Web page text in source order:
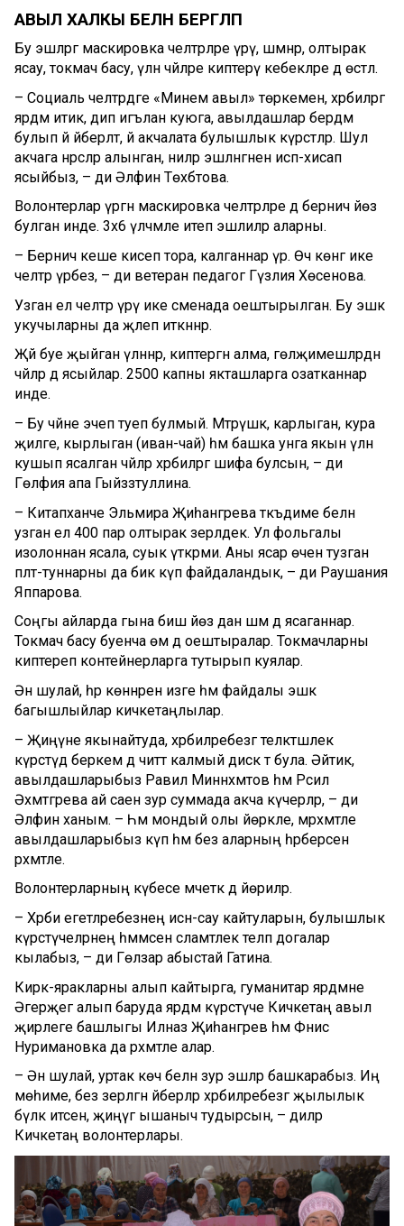
АВЫЛ ХАЛКЫ БЕЛӘН БЕРГӘЛӘП
Бу эшләргә маскировка челтәрләре үрү, шәмнәр, олтырак
ясау, токмач басу, үлән чәйләре киптерү кебекләре дә өстәлә.
– Социаль челтәрдәге «Минем авыл» төркеменә, хәрбиләргә
ярдәм итик, дип игълан куюга, авылдашлар бердәм
булып йә әйберләтә, йә акчалата булышлык күрсәтәләр. Шул
акчага нәрсәләр алынган, ниләр эшләнгәненә исәп-хисап
ясыйбыз, – ди Әлфинә Төхбәтова.
Волонтерлар үргән маскировка челтәрләре дә берничә йөз
булган инде. 3х6 үлчәмле итеп эшлиләр аларны.
– Берничә кеше кисеп тора, калганнар үрә. Өч көнгә ике
челтәр үрәбез, – ди ветеран педагог Гүзәлия Хөсәенова.
Узган ел челтәр үрү ике сменада оештырылган. Бу эшкә
укучыларны да җәлеп иткәннәр.
Җәй буе җыйган үләннәр, киптергән алма, гөлҗимешләрдән
чәйләр дә ясыйлар. 2500 капны якташларга озатканнар
инде.
– Бу чәйне эчеп туеп булмый. Мәтрүшкә, карлыган, кура
җиләге, кырлыган (иван-чай) һәм башка унга якын үлән
кушып ясалган чәйләр хәрбиләргә шифа булсын, – ди
Гөлфия апа Гыйззәтуллина.
– Китапханәче Эльмира Җиһангәрәева тәкъдиме белән
узган ел 400 пар олтырак әзерләдек. Ул фольгалы
изолоннан ясала, суык үткәрми. Аны ясар өчен тузган
пәлтә-туннарны да бик күп файдаландык, – ди Раушания
Яппарова.
Соңгы айларда гына биш йөз данә шәм дә ясаганнар.
Токмач басу буенча өмә дә оештыралар. Токмачларны
киптереп контейнерларга тутырып куялар.
Әнә шулай, һәр көннәрен изге һәм файдалы эшкә
багышлыйлар кичкетаңлылар.
– Җиңүне якынайтуда, хәрбиләребезгә теләктәшлек
күрсәтүдә беркем дә читтә калмый дисәк тә була. Әйтик,
авылдашларыбыз Равил Миннәхмәтов һәм Рәсилә
Әхмәтгәрәева ай саен зур суммада акча күчерәләр, – ди
Әлфинә ханым. – Һәм мондый олы йөрәкле, мәрхәмәтле
авылдашларыбыз күп һәм без аларның һәрберсенә
рәхмәтле.
Волонтерларның күбесе мәчеткә дә йөриләр.
– Хәрби егетләребезнең исән-сау кайтуларын, булышлык
күрсәтүчеләрнең һәммәсенә сәламәтлек теләп догалар
кылабыз, – ди Гөлзар абыстай Гатина.
Кирәк-яракларны алып кайтырга, гуманитар ярдәмне
Әгерҗегә алып баруда ярдәм күрсәтүче Кичкетаң авыл
җирлеге башлыгы Илназ Җиһангәрәев һәм Фәнис
Нуримановка да рәхмәтле алар.
– Әнә шулай, уртак көч белән зур эшләр башкарабыз. Иң
мөһиме, без әзерләгән әйберләр хәрбиләребезгә җылылык
бүләк итсен, җиңүгә ышаныч тудырсын, – диләр
Кичкетаң волонтерлары.